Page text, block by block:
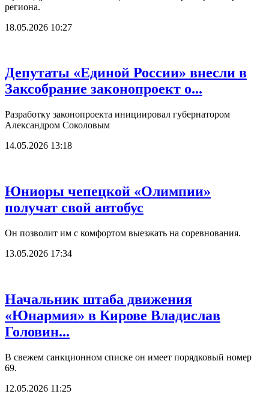
региона.
18.05.2026 10:27
Депутаты «Единой России» внесли в
Заксобрание законопроект о...
Разработку законопроекта инициировал губернатором
Александром Соколовым
14.05.2026 13:18
Юниоры чепецкой «Олимпии»
получат свой автобус
Он позволит им с комфортом выезжать на соревнования.
13.05.2026 17:34
Начальник штаба движения
«Юнармия» в Кирове Владислав
Головин...
В свежем санкционном списке он имеет порядковый номер
69.
12.05.2026 11:25